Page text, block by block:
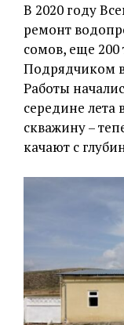
В 2020 году
ремонт
сомов, еще 200
Подрядчиком
Работы
середине лета
скважину –
качают с